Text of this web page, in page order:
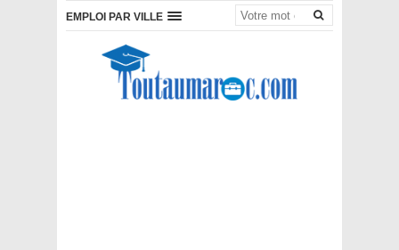
EMPLOI PAR VILLE